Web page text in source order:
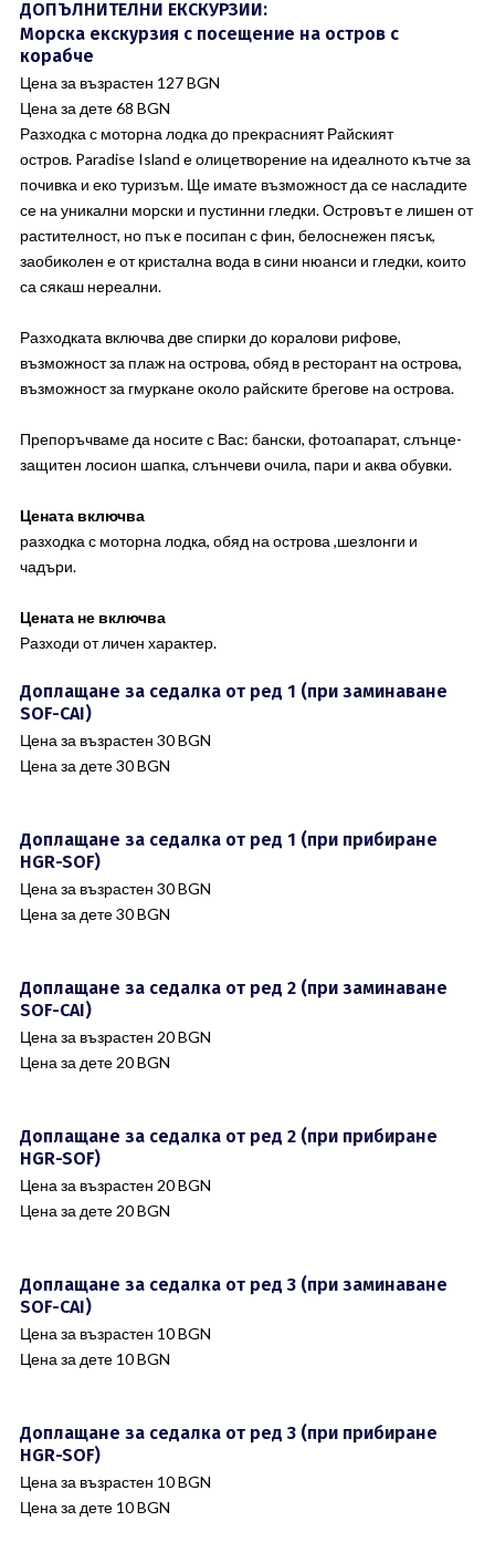
ДОПЪЛНИТЕЛНИ ЕКСКУРЗИИ:
Морска екскурзия с посещение на остров с
корабче
Цена за възрастен 127 BGN
Цена за дете 68 BGN
Разходка с моторна лодка до прекрасният Райският
остров. Paradise Island е олицетворение на идеалното кътче за
почивка и еко туризъм. Ще имате възможност да се насладите
се на уникални морски и пустинни гледки. Островът е лишен от
растителност, но пък е посипан с фин, белоснежен пясък,
заобиколен е от кристална вода в сини нюанси и гледки, които
са сякаш нереални.
Разходката включва две спирки до коралови рифове,
възможност за плаж на острова, обяд в ресторант на острова,
възможност за гмуркане около райските брегове на острова.
Препоръчваме да носите с Вас: бански, фотоапарат, слънце-
защитен лосион шапка, слънчеви очила, пари и аква обувки.
Цената включва
разходка с моторна лодка, обяд на острова ,шезлонги и
чадъри.
Цената не включва
Разходи от личен характер.
Доплащане за седалка от ред 1 (при заминаване
SOF-CAI)
Цена за възрастен 30 BGN
Цена за дете 30 BGN
Доплащане за седалка от ред 1 (при прибиране
HGR-SOF)
Цена за възрастен 30 BGN
Цена за дете 30 BGN
Доплащане за седалка от ред 2 (при заминаване
SOF-CAI)
Цена за възрастен 20 BGN
Цена за дете 20 BGN
Доплащане за седалка от ред 2 (при прибиране
HGR-SOF)
Цена за възрастен 20 BGN
Цена за дете 20 BGN
Доплащане за седалка от ред 3 (при заминаване
SOF-CAI)
Цена за възрастен 10 BGN
Цена за дете 10 BGN
Доплащане за седалка от ред 3 (при прибиране
HGR-SOF)
Цена за възрастен 10 BGN
Цена за дете 10 BGN